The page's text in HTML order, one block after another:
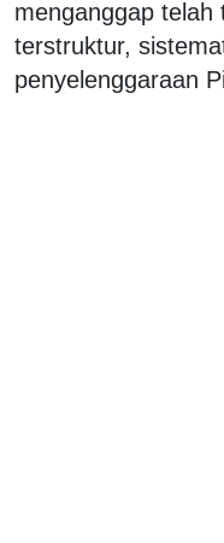
menganggap telah
terstruktur,
penyelenggaraan